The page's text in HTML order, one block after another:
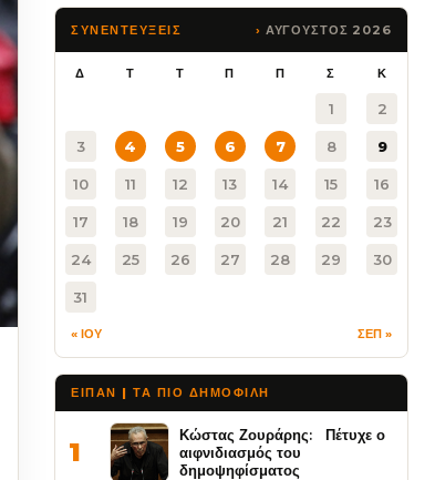
ΣΥΝΕΝΤΕΥΞΕΙΣ ΑΥΓΟΥΣΤΟΣ 2026
Δ Τ Τ Π Π Σ Κ
1 2
3 4 5 6 7 8 9
10 11 12 13 14 15 16
17 18 19 20 21 22 23
24 25 26 27 28 29 30
31
« ΙΟΥ ΣΕΠ »
ΕΙΠΑΝ | ΤΑ ΠΙΟ ΔΗΜΟΦΙΛΉ
1
Κώστας Ζουράρης: Πέτυχε ο
αιφνιδιασμός του
δημοψηφίσματος